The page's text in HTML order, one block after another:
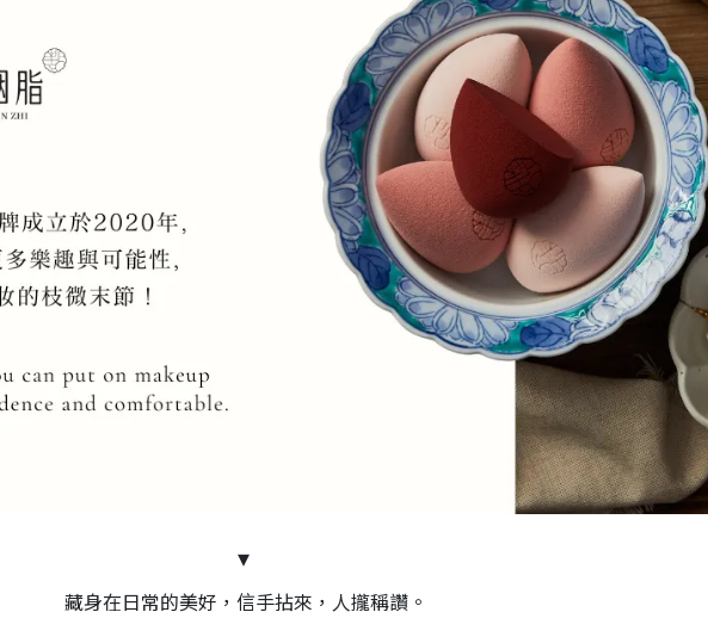
▾
藏身在日常的美好，信手拈來，人攏稱讚。